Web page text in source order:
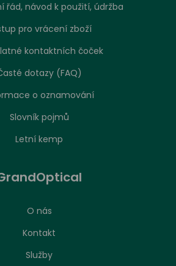
řád, návod k použití, údržba
pro vrácení zboží
kontaktních čoček
dotazy (FAQ)
o oznamování
Slovník pojmů
Letní kemp
O nás
Kontakt
Služby